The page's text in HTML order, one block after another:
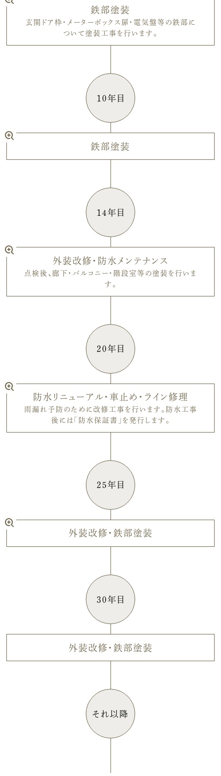
鉄部塗装
玄関ドア枠・メーターボックス扉・電気盤等の鉄部に
ついて塗装工事を行います。
鉄部塗装
10年目
外装改修・防水メンテナンス
点検後、廊下・バルコニー・階段室等の塗装を行いま
す。
14年目
防水リニューアル・車止め・ライン修理
雨漏れ予防のために改修工事を行います。防水工事
後には「防水保証書」を発行します。
20年目
外装改修・鉄部塗装
25年目
外装改修・鉄部塗装
30年目
それ以降